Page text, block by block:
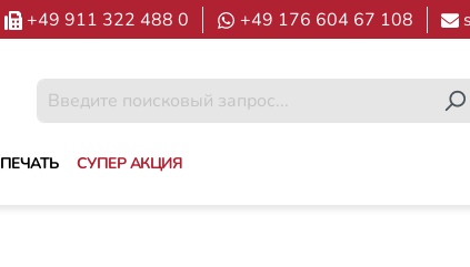
+49 911 322 488 0 +49 176 604 67 108
ПЕЧАТЬ СУПЕР АКЦИЯ